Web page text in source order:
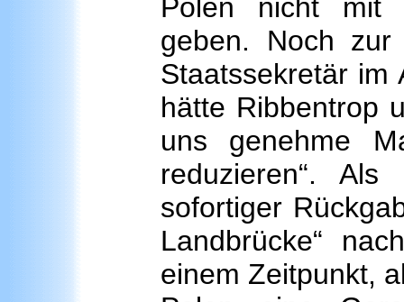
Polen nicht mit
geben. Noch zur
Staatssekretär im
hätte Ribbentrop
uns genehme
reduzieren“.
sofortiger
Landbrücke“
einem Zeitpunkt,